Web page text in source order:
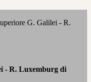
G. Galilei - R.
- R. Luxemburg di